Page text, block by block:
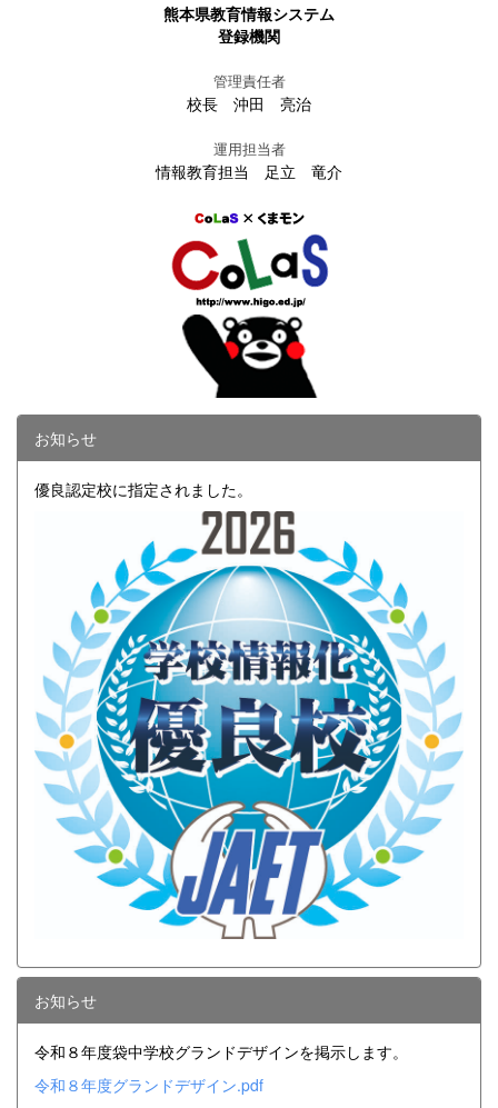
熊本県教育情報システム
登録機関
管理責任者
校長 沖田 亮治
運用担当者
情報教育担当 足立 竜介
お知らせ
優良認定校に指定されました。
お知らせ
令和８年度袋中学校グランドデザインを掲示します。
令和８年度グランドデザイン.pdf